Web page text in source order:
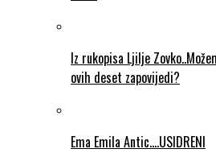
Iz rukopisa Ljilje
ovih deset zapovijedi?
Ema Emila Antic….USIDRENI